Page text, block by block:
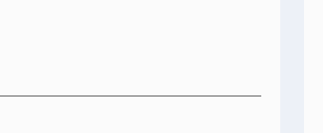
ska kunna skicka det önskade